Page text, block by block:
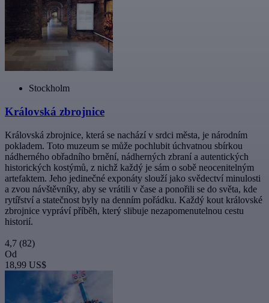
Stockholm
Královská zbrojnice
Královská zbrojnice, která se nachází v srdci města, je národním
pokladem. Toto muzeum se může pochlubit úchvatnou sbírkou
nádherného obřadního brnění, nádherných zbraní a autentických
historických kostýmů, z nichž každý je sám o sobě neocenitelným
artefaktem. Jeho jedinečné exponáty slouží jako svědectví minulosti
a zvou návštěvníky, aby se vrátili v čase a ponořili se do světa, kde
rytířství a statečnost byly na denním pořádku. Každý kout královské
zbrojnice vypráví příběh, který slibuje nezapomenutelnou cestu
historií.
4,7 (82)
Od
18,99 US$